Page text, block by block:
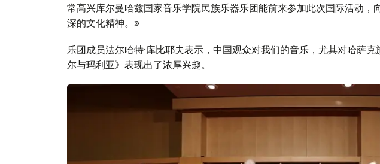
常高兴库尔曼哈兹国家音乐学院民族乐器乐团能前来参加此次国际活动，
深的文化精神。»
乐团成员法尔哈特·库比耶夫表示，中国观众对我们的音乐，尤其对哈萨
尔与玛利亚》表现出了浓厚兴趣。